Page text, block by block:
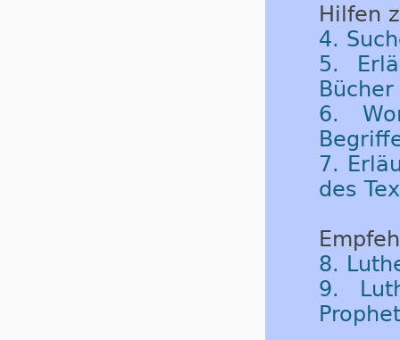
Hilfen
4.
5.
6.
7.
des
8.
9.